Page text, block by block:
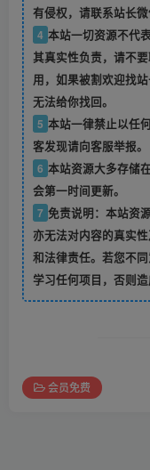
有侵权，请联系站长
4 本站一切资源不代
其真实性负责，请不
用，如果被割欢迎找
无法给你找回。
5 本站一律禁止以任
客发现请向客服举报。
6 本站资源大多存储
会第一时间更新。
7 免责说明：本站资
亦无法对内容的真实
和法律责任。若您不
学习任何项目，否则
会员免费